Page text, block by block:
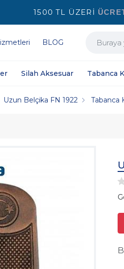
1500 TL ÜZERİ
BLOG
Silah Aksesuar Tabanca
Uzun Belçika FN 1922 Tabanca